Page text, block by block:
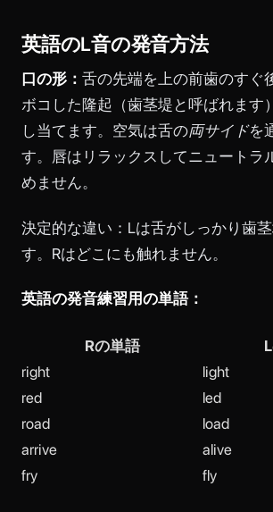
英語のL音の発音方法
口の形： 舌の先端を上の前歯のすぐ
ボコした隆起（歯茎堤と呼ばれます
し当てます。空気は舌の両サイドを
す。唇はリラックスしてニュートラ
めません。
決定的な違い：Lは舌がしっかり歯
す。Rはどこにも触れません。
英語の発音練習用の単語：
Rの単語
right
light
red
led
road
load
arrive
alive
fry
fly